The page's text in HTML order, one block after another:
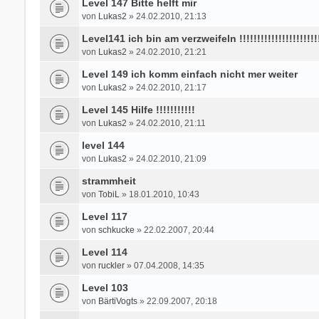
Level 147 Bitte helft mir
von Lukas2 » 24.02.2010, 21:13
Level141 ich bin am verzweifeln
von Lukas2 » 24.02.2010, 21:21
Level 149 ich komm einfach nicht mer weiter
von Lukas2 » 24.02.2010, 21:17
Level 145 Hilfe !!!!!!!!!!!
von Lukas2 » 24.02.2010, 21:11
level 144
von Lukas2 » 24.02.2010, 21:09
strammheit
von TobiL » 18.01.2010, 10:43
Level 117
von schkucke » 22.02.2007, 20:44
Level 114
von ruckler» 07.04.2008, 14:35
Level 103
von BärtiVogts» 22.09.2007, 20:18